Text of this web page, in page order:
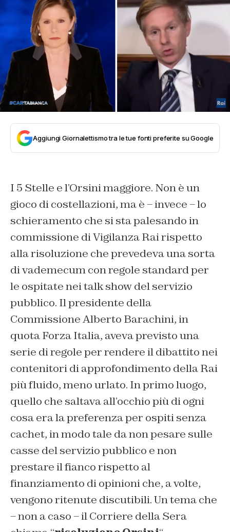
Aggiungi Giornalettismo tra le tue fonti preferite su Google
I 5 Stelle e l’Orsini maggiore. Non è un
gioco di costellazioni, ma è – invece – lo
schieramento che si sta palesando in
commissione di Vigilanza Rai rispetto
alla risoluzione che prevedeva una sorta
di vademecum con regole standard per
le ospitate nei talk show del servizio
pubblico. Il presidente della
Commissione Alberto Barachini, in
quota Forza Italia, aveva previsto una
serie di regole per rendere il dibattito nei
contenitori di approfondimento della Rai
più fluido, meno urlato. In primo luogo,
quello che saltava all’occhio più di ogni
cosa era la preferenza per ospiti senza
cachet, in modo tale da non pesare sulle
casse del servizio pubblico e non
prestare il fianco rispetto al
finanziamento di opinioni che, a volte,
vengono ritenute discutibili. Un tema che
– non a caso – il Corriere della Sera